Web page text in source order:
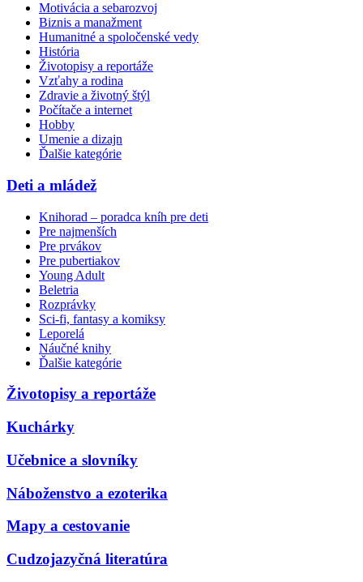
Motivácia a sebarozvoj
Biznis a manažment
Humanitné a spoločenské vedy
História
Životopisy a reportáže
Vzťahy a rodina
Zdravie a životný štýl
Počítače a internet
Hobby
Umenie a dizajn
Ďalšie kategórie
Deti a mládež
Knihorad – poradca kníh pre deti
Pre najmenších
Pre prvákov
Pre pubertiakov
Young Adult
Beletria
Rozprávky
Sci-fi, fantasy a komiksy
Leporelá
Náučné knihy
Ďalšie kategórie
Životopisy a reportáže
Kuchárky
Učebnice a slovníky
Náboženstvo a ezoterika
Mapy a cestovanie
Cudzojazyčná literatúra